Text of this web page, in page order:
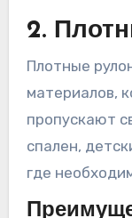
2.
Плотные
материалов,
пропускают
спален,
где